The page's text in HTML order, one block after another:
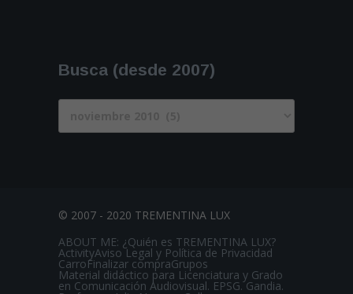
Busca (desde 2007)
(desde
© 2007 - 2020 TREMENTINA LUX
ABOUT ME: ¿Quién es TREMENTINA LUX?
ActivityAviso Legal y Política de Privacidad
CarroFinalizar compraGrupos
Material didáctico para Licenciatura y Grado
en Comunicación Audiovisual. EPSG. Gandia.